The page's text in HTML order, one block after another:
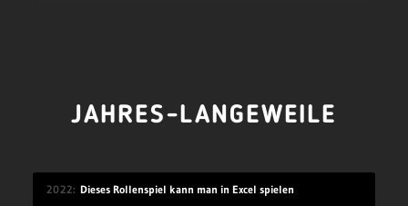
JAHRES-LANGEWEILE
2022 Dieses Rollenspiel kann man in Excel spielen